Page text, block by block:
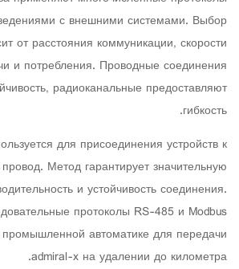
с внешними системами. Выбор
от расстояния коммуникации, скорости
и потребления. Проводные соединения
радиоканальные предоставляют
гибкость.
для присоединения устройств к
Метод гарантирует значительную
и устойчивость соединения.
протоколы RS-485 и Modbus
промышленной автоматике для передачи
admiral-x на удалении до километра.